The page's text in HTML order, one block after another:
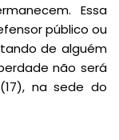
Essa
público ou
de alguém
não será
na sede do